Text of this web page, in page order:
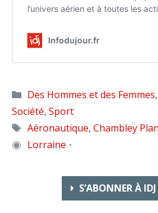
Catégories
Des Hommes et des Femmes,
Société, Sport
Étiquettes
Aéronautique, Chambley
◉ Lorraine •
S’ABONNER À IDJ